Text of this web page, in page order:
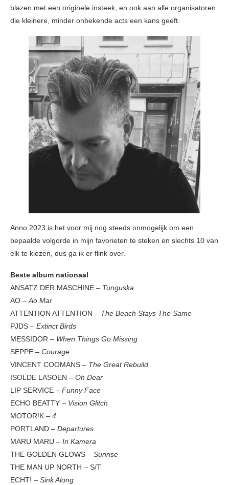
blazen met een originele insteek, en ook aan alle organisatoren
die kleinere, minder onbekende acts een kans geeft.
Anno 2023 is het voor mij nog steeds onmogelijk om een
bepaalde volgorde in mijn favorieten te steken en slechts 10 van
elk te kiezen, dus ga ik er flink over.
Beste album nationaal
ANSATZ DER MASCHINE – Tunguska
AO –Ao Mar
ATTENTION ATTENTION – The Beach Stays The Same
PJDS – Extinct Birds
MESSIDOR – When Things Go Missing
SEPPE – Courage
VINCENT COOMANS – The Great Rebuild
ISOLDE LASOEN – Oh Dear
LIP SERVICE – Funny Face
ECHO BEATTY – Vision Glitch
MOTOR!K – 4
PORTLAND – Departures
MARU MARU – In Kamera
THE GOLDEN GLOWS – Sunrise
THE MAN UP NORTH – S/T
ECHT! – Sink Along